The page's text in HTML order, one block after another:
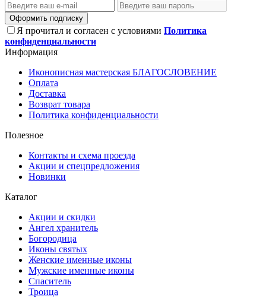
Оформить подписку
Я прочитал и согласен с условиями Политика
конфиденциальности
Информация
Иконописная мастерская БЛАГОСЛОВЕНИЕ
Оплата
Доставка
Возврат товара
Политика конфиденциальности
Полезное
Контакты и схема проезда
Акции и спецпредложения
Новинки
Каталог
Акции и скидки
Ангел хранитель
Богородица
Иконы святых
Женские именные иконы
Мужские именные иконы
Спаситель
Троица